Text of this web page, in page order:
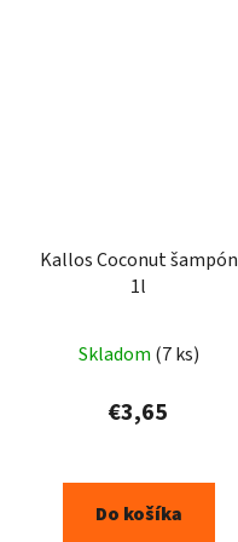
Kallos Coconut šampón
1l
Skladom (7 ks)
€3,65
Do košíka